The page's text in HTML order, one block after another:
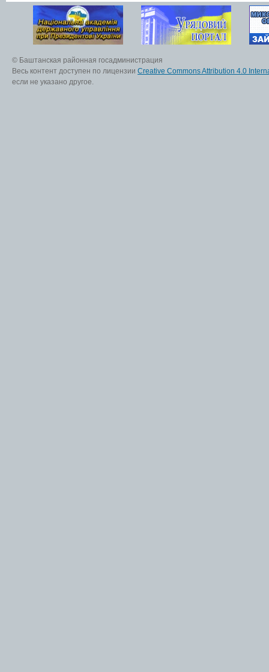
© Баштанская районная госадминистрация
Весь контент доступен по лицензии Creative Commons Attribution 4.0
если не указано другое.